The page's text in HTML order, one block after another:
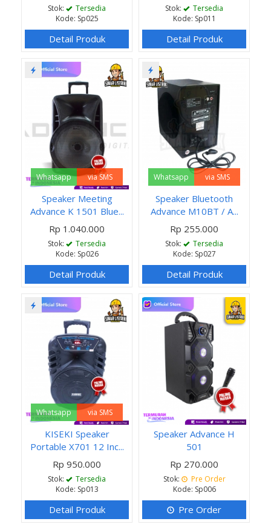
Stok:
Tersedia
Kode: Sp025
Detail Produk
Stok:
Tersedia
Kode: Sp011
Detail Produk
Whatsapp via SMS
Speaker Meeting
Advance K 1501 Blue...
Rp 1.040.000
Stok:
Tersedia
Kode: Sp026
Detail Produk
Whatsapp via SMS
Speaker Bluetooth
Advance M10BT / A...
Rp 255.000
Stok:
Tersedia
Kode: Sp027
Detail Produk
Whatsapp via SMS
KISEKI Speaker
Portable X701 12 Inc...
Rp 950.000
Stok:
Tersedia
Kode: Sp013
Detail Produk
Speaker Advance H
501
Rp 270.000
Stok:
Pre Order
Kode: Sp006
Pre Order